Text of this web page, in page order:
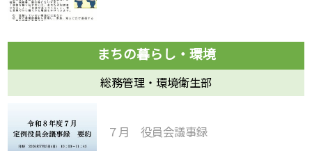
総務管理・環境衛生部
７月 役員会議事録